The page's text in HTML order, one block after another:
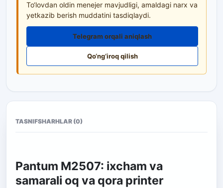
To‘lovdan oldin menejer mavjudligi, amaldagi narx va
yetkazib berish muddatini tasdiqlaydi.
Telegram orqali aniqlash
Qo‘ng‘iroq qilish
TASNIFSHARHLAR (0)
Pantum M2507: ixcham va
samarali oq va qora printer